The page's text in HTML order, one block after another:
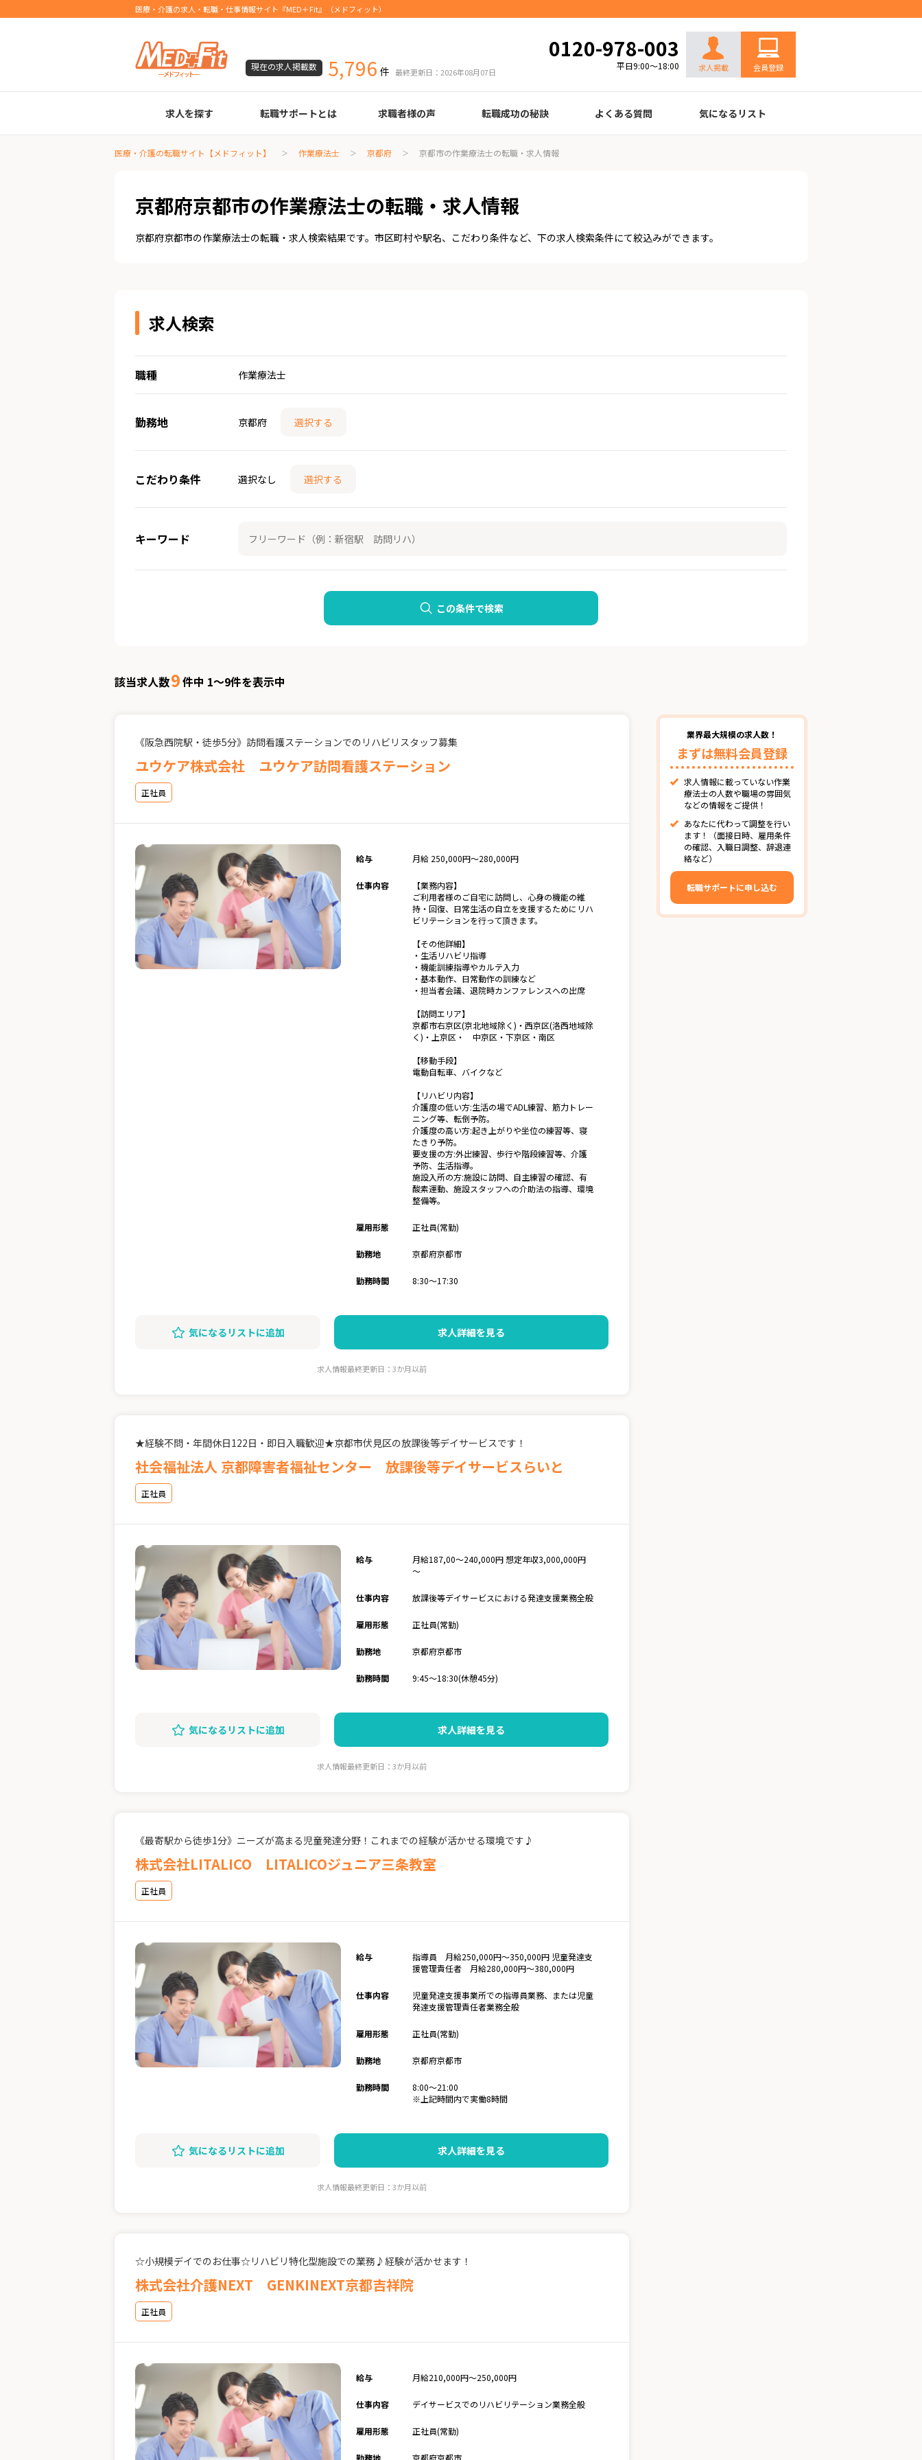
医療・介護の求人・転職・仕事情報サイト『MED＋Fit』（メドフィット）
現在の求人掲載数 5,796 件 最終更新日：2026年08月07日
0120-978-003
平日9:00～18:00 求人掲載 会員登録
求人を探す
臨床検査技師
診療放射線技師
臨床工学技士
医療事務
調剤薬局事務
理学療法士
作業療法士
言語聴覚士
機能訓練指導員
視能訓練士
看護師
薬剤師
転職サポートとは 求職者様の声
臨床検査技師
診療放射線技師
臨床工学技士
医療事務
調剤薬局事務
理学療法士
作業療法士
言語聴覚士
機能訓練指導員
視能訓練士
看護師
薬剤師
転職成功の秘訣
履歴書の書き方
職務経歴書の書き方
面接の心得
面接のコツ
転職の際に知っておきたいこと
年齢早見表
給与
よくある質問 気になるリスト
医療・介護の転職サイト【メドフィット】 作業療法士 京都府 京都市の作業療法士の転職・求人情報
京都府京都市の作業療法士の転職・求人情報
京都府京都市の作業療法士の転職・求人検索結果です。市区町村や駅名、こだわり条件など、下の求人検索条件にて絞込みができます。
求人検索
職種 作業療法士
勤務地 京都府 選択する
こだわり条件 選択なし 選択する
キーワード
この条件で検索
該当求人数9件中 1～9件を表示中
《阪急西院駅・徒歩5分》訪問看護ステーションでのリハビリスタッフ募集
ユウケア株式会社 ユウケア訪問看護ステーション
正社員
給与 月給 250,000円～280,000円
仕事内容
【業務内容】
ご利用者様のご自宅に訪問し、心身の機能の維
持・回復、日常生活の自立を支援するためにリハ
ビリテーションを行って頂きます。
【その他詳細】
・生活リハビリ指導
・機能訓練指導やカルテ入力
・基本動作、日常動作の訓練など
・担当者会議、退院時カンファレンスへの出席
【訪問エリア】
京都市右京区(京北地域除く)・西京区(洛西地域除
く)・上京区・ 中京区・下京区・南区
【移動手段】
電動自転車、バイクなど
【リハビリ内容】
介護度の低い方:生活の場でADL練習、筋力トレー
ニング等、転倒予防。
介護度の高い方:起き上がりや坐位の練習等、寝
たきり予防。
要支援の方:外出練習、歩行や階段練習等、介護
予防、生活指導。
施設入所の方:施設に訪問、自主練習の確認、有
酸素運動、施設スタッフへの介助法の指導、環境
整備等。
雇用形態 正社員(常勤)
勤務地 京都府京都市
勤務時間 8:30～17:30
気になるリストに追加 求人詳細を見る
求人情報最終更新日：3か月以前
★経験不問・年間休日122日・即日入職歓迎★京都市伏見区の放課後等デイサービスです！
社会福祉法人 京都障害者福祉センター 放課後等デイサービスらいと
正社員
給与
月給187,00～240,000円 想定年収3,000,000円
～
仕事内容 放課後等デイサービスにおける発達支援業務全般
雇用形態 正社員(常勤)
勤務地 京都府京都市
勤務時間 9:45～18:30(休憩45分)
気になるリストに追加 求人詳細を見る
求人情報最終更新日：3か月以前
《最寄駅から徒歩1分》ニーズが高まる児童発達分野！これまでの経験が活かせる環境です♪
株式会社LITALICO LITALICOジュニア三条教室
正社員
給与
指導員 月給250,000円～350,000円 児童発達支
援管理責任者 月給280,000円～380,000円
仕事内容
児童発達支援事業所での指導員業務、または児童
発達支援管理責任者業務全般
雇用形態 正社員(常勤)
勤務地 京都府京都市
勤務時間
8:00〜21:00
※上記時間内で実働8時間
気になるリストに追加 求人詳細を見る
求人情報最終更新日：3か月以前
☆小規模デイでのお仕事☆リハビリ特化型施設での業務♪経験が活かせます！
株式会社介護NEXT GENKINEXT京都吉祥院
正社員
給与 月給210,000円～250,000円
仕事内容 デイサービスでのリハビリテーション業務全般
雇用形態 正社員(常勤)
勤務地 京都府京都市
業界最大規模の求人数！
まずは無料会員登録
求人情報に載っていない作業
療法士の人数や職場の雰囲気
などの情報をご提供！
あなたに代わって調整を行い
ます！（面接日時、雇用条件
の確認、入職日調整、辞退連
絡など）
転職サポートに申し込む